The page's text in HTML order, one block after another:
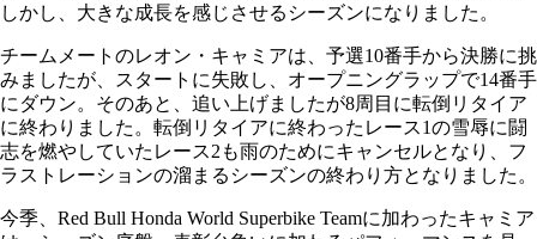
しかし、大きな成長を感じさせるシーズンになりました。
チームメートのレオン・キャミアは、予選10番手から決勝に挑
みましたが、スタートに失敗し、オープニングラップで14番手
にダウン。そのあと、追い上げましたが8周目に転倒リタイア
に終わりました。転倒リタイアに終わったレース1の雪辱に闘
志を燃やしていたレース2も雨のためにキャンセルとなり、フ
ラストレーションの溜まるシーズンの終わり方となりました。
今季、Red Bull Honda World Superbike Teamに加わったキャミア